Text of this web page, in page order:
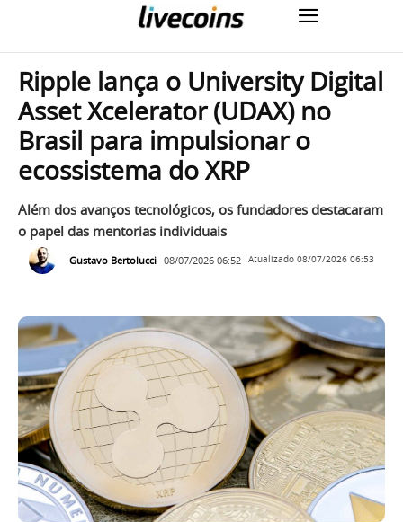
Ripple lança o University Digital
Asset Xcelerator (UDAX) no
Brasil para impulsionar o
ecossistema do XRP
Além dos avanços tecnológicos, os fundadores destacaram
o papel das mentorias individuais
Gustavo Bertolucci 08/07/2026 06:52 Atualizado 08/07/2026 06:53